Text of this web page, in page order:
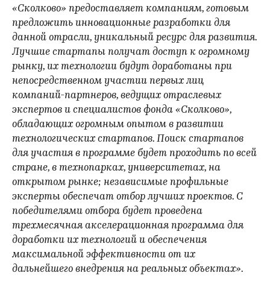
«Сколково» предоставляет компаниям, готовым
предложить инновационные разработки для
данной отрасли, уникальный ресурс для развития.
Лучшие стартапы получат доступ к огромному
рынку, их технологии будут доработаны при
непосредственном участии первых лиц
компаний-партнеров, ведущих отраслевых
экспертов и специалистов фонда «Сколково»,
обладающих огромным опытом в развитии
технологических стартапов. Поиск стартапов
для участия в программе будет проходить по всей
стране, в технопарках, университетах, на
открытом рынке; независимые профильные
эксперты обеспечат отбор лучших проектов. С
победителями отбора будет проведена
трехмесячная акселерационная программа для
доработки их технологий и обеспечения
максимальной эффективности от их
дальнейшего внедрения на реальных объектах».